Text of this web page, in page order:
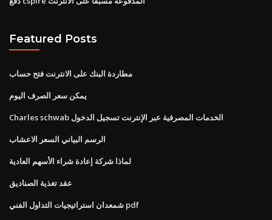
Featured Posts
مطاردة البنك على الانترنت فتح حساب
يمكن سعر الصرف اليوم
Charles schwab الخدمات المصرفية عبر الإنترنت تسجيل الدخول
الرسم البياني السعر الاعشاب
لماذا شركة إعادة شراء الأسهم العادية
عقد تغذية الصناديق
شمعدان استراتيجيات التداول الفني pdf